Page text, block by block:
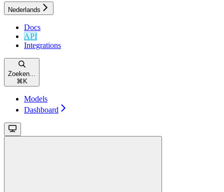
Nederlands
Docs
API
Integrations
Zoeken...
⌘ K
Models
Dashboard